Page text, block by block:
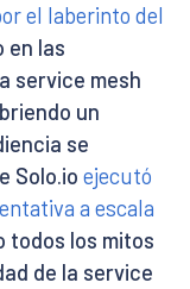
el laberinto del
en las
service mesh
un
se
Solo.io ejecutó
a escala
todos los mitos
de la service